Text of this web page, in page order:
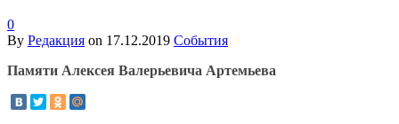
0
By Редакция on 17.12.2019 События
Памяти Алексея Валерьевича Артемьева